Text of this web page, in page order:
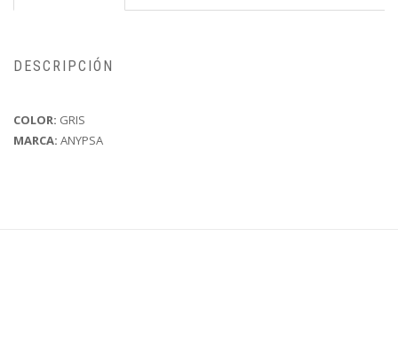
DESCRIPCIÓN
COLOR: GRIS
MARCA: ANYPSA